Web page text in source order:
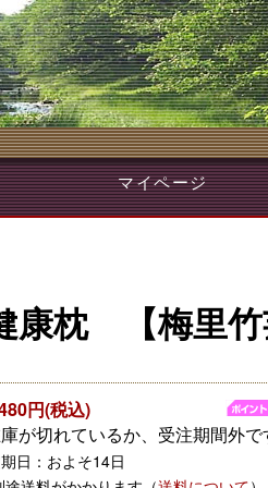
マイページ
枕 【梅里竹
円(税込)
が切れているか、受注期間外で
日：およそ14日